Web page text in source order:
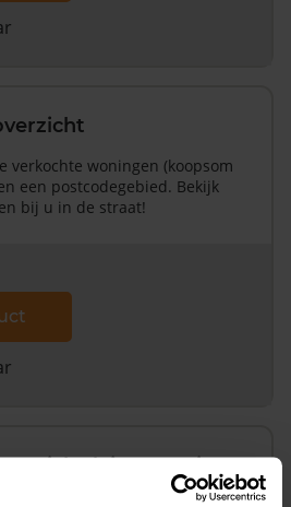
verkochte woningen (koopsom
een postcodegebied. Bekijk
bij u in de straat!
(1 jaar gratis